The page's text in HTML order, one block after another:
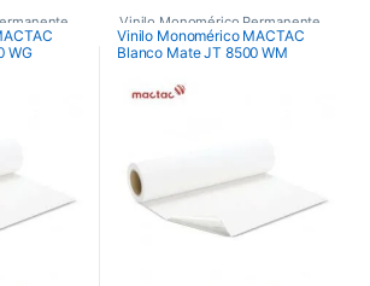
,WG
Vinilo Monomérico Permanente
Vinilos De Impresión,
Vinilos de Impresión
Monoméricos
Vinilo Monomérico MACTAC
Blanco Mate JT 8500 WM